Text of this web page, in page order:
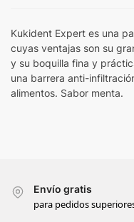
Kukident Expert es una
cuyas ventajas son su
y su boquilla fina y
una barrera anti-
alimentos. Sabor menta.
Envío gratis
para pedidos